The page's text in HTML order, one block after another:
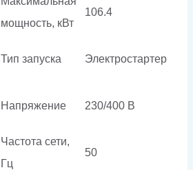
мощность, кВт
106.4
Тип запуска Электростартер
Напряжение 230/400 В
Частота сети,
Гц
50